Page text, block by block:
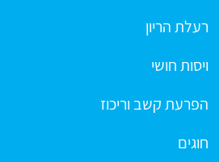
רעלת הריון
ויסות חושי
הפרעת קשב וריכוז
חוגים